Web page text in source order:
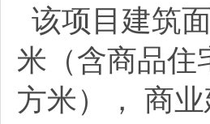
该项目建筑
米（含商品住
方米）， 商